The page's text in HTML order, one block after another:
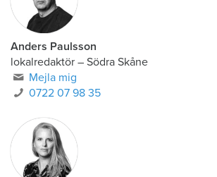
Anders Paulsson
lokalredaktör – Södra Skåne
Mejla mig
0722 07 98 35